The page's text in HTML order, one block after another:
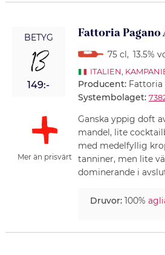
BETYG
13
149:-
Mer än prisvärt
Fattoria Pagano
75 cl , 13.5%
ITALIEN,
Producent: Fattoria
Systembolaget:
Ganska yppig doft
mandel, lite
med medelfyllig
tanniner, men lite
dominerande i
Druvor:100%